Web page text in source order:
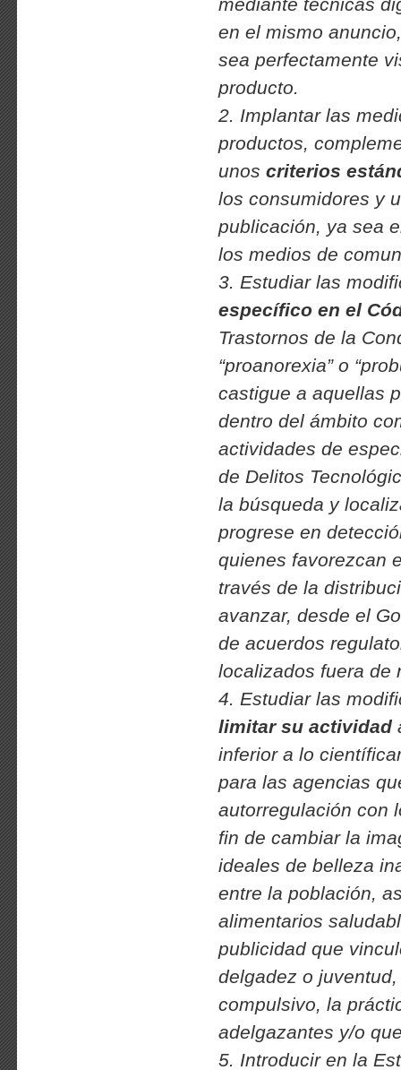
mediante técnicas
en el mismo
sea perfectamente
producto.
2. Implantar las
productos,
unos criterios
los consumidores y
publicación, ya sea
los medios de
3. Estudiar las
específico en el
Trastornos de la
“proanorexia” o
castigue a aquellas
dentro del ámbito
actividades de
de Delitos
la búsqueda y
progrese en
quienes favorezcan
través de la
avanzar, desde el
de acuerdos
localizados fuera de
4. Estudiar las
limitar su actividad
inferior a lo
para las agencias
autorregulación con
fin de cambiar la
ideales de belleza
entre la población,
alimentarios
publicidad que
delgadez o
compulsivo, la
adelgazantes y/o
5. Introducir en la